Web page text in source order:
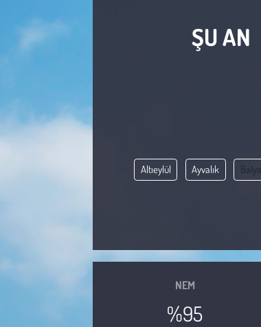
ŞU AN
Altıeylül Ayvalık Balya
NEM
%95
Sağlık
Spor